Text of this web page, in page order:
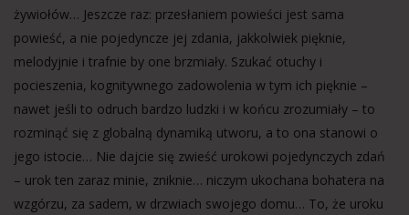
żywiołów… Jeszcze raz: przesłaniem powieści jest sama
powieść, a nie pojedyncze jej zdania, jakkolwiek pięknie,
melodyjnie i trafnie by one brzmiały. Szukać otuchy i
pocieszenia, kognitywnego zadowolenia w tym ich pięknie –
nawet jeśli to odruch bardzo ludzki i w końcu zrozumiały – to
rozminąć się z globalną dynamiką utworu, a to ona stanowi o
jego istocie… Nie dajcie się zwieść urokowi pojedynczych zdań
– urok ten zaraz minie, zniknie… niczym ukochana bohatera na
wzgórzu, za sadem, w drzwiach swojego domu… To, że uroku